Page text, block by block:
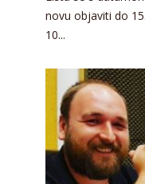
novu objaviti do
10...